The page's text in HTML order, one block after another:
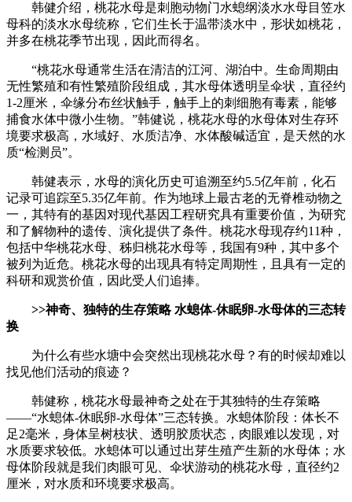
韩健介绍，桃花水母是刺胞动物门水螅纲淡水水母目笠水
母科的淡水水母统称，它们生长于温带淡水中，形状如桃花，
并多在桃花季节出现，因此而得名。
“桃花水母通常生活在清洁的江河、湖泊中。生命周期由
无性繁殖和有性繁殖阶段组成，其水母体透明呈伞状，直径约
1-2厘米，伞缘分布丝状触手，触手上的刺细胞有毒素，能够
捕食水体中微小生物。”韩健说，桃花水母的水母体对生存环
境要求极高，水域好、水质洁净、水体酸碱适宜，是天然的水
质“检测员”。
韩健表示，水母的演化历史可追溯至约5.5亿年前，化石
记录可追踪至5.35亿年前。作为地球上最古老的无脊椎动物之
一，其特有的基因对现代基因工程研究具有重要价值，为研究
和了解物种的遗传、演化提供了条件。桃花水母现存约11种，
包括中华桃花水母、秭归桃花水母等，我国有9种，其中多个
被列为近危。桃花水母的出现具有特定周期性，且具有一定的
科研和观赏价值，因此受人们追捧。
>>神奇、独特的生存策略 水螅体-休眠卵-水母体的三态转
换
为什么有些水塘中会突然出现桃花水母？有的时候却难以
找见他们活动的痕迹？
韩健称，桃花水母最神奇之处在于其独特的生存策略
——“水螅体-休眠卵-水母体”三态转换。水螅体阶段：体长不
足2毫米，身体呈树枝状、透明胶质状态，肉眼难以发现，对
水质要求较低。水螅体可以通过出芽生殖产生新的水母体；水
母体阶段就是我们肉眼可见、伞状游动的桃花水母，直径约2
厘米，对水质和环境要求极高。